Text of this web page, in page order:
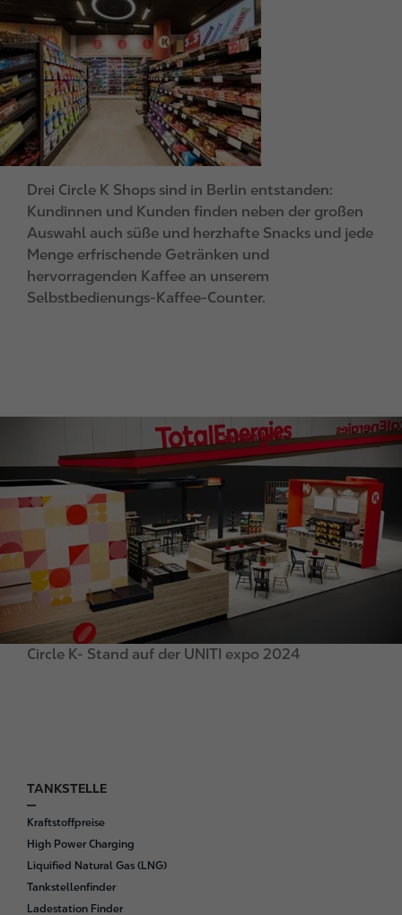
m
a
g
e
Drei Circle K Shops sind in Berlin entstanden:
Kundinnen und Kunden finden neben der großen
Auswahl auch süße und herzhafte Snacks und jede
Menge erfrischende Getränken und
hervorragenden Kaffee an unserem
Selbstbedienungs-Kaffee-Counter.
a
g
Circle K- Stand auf der UNITI expo 2024
F
o
o
t
e
r
TANKSTELLE
Kraftstoffpreise
High Power Charging
Liquified Natural Gas (LNG)
Tankstellenfinder
Ladestation Finder